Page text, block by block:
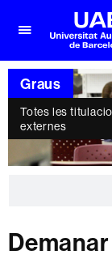
per
desplegar
el
menú
de
Facultat
de
Universitat
Autònoma
Barcelona
Graus
Totes les
externes